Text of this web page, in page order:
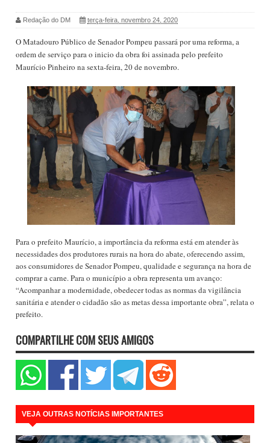
Redação do DM terça-feira, novembro 24, 2020
O Matadouro Público de Senador Pompeu passará por uma reforma, a
ordem de serviço para o inicio da obra foi assinada pelo prefeito
Maurício Pinheiro na sexta-feira, 20 de novembro.
Para o prefeito Maurício, a importância da reforma está em atender às
necessidades dos produtores rurais na hora do abate, oferecendo assim,
aos consumidores de Senador Pompeu, qualidade e segurança na hora de
comprar a carne. Para o município a obra representa um avanço:
“Acompanhar a modernidade, obedecer todas as normas da vigilância
sanitária e atender o cidadão são as metas dessa importante obra”, relata o
prefeito.
COMPARTILHE COM SEUS AMIGOS
VEJA OUTRAS NOTÍCIAS IMPORTANTES